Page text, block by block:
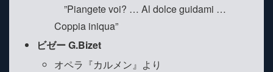
”Piangete voi? … Al dolce guidami …
Coppia iniqua”
ビゼー G.Bizet
オペラ『カルメン』より